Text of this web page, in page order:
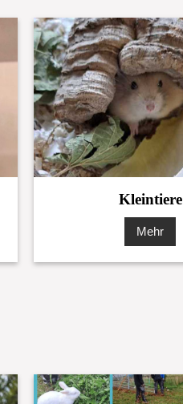
Kleintiere
Mehr